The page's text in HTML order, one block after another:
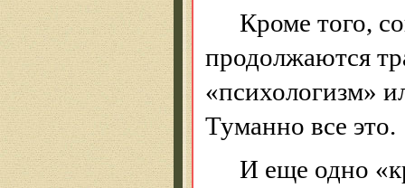
Кроме того,
продолжаются
«психологизм»
Туманно все это.
И еще одно